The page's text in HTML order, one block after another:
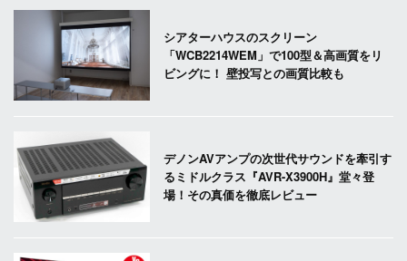
シアターハウスのスクリーン
「WCB2214WEM」で100型＆高画質をリ
ビングに！ 壁投写との画質比較も
デノンAVアンプの次世代サウンドを牽引す
るミドルクラス『AVR-X3900H』堂々登
場！その真価を徹底レビュー